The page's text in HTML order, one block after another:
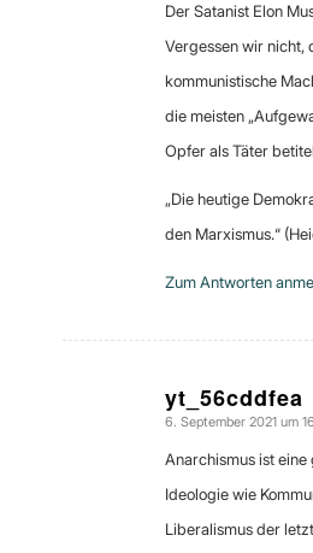
Der Satanist Elon
Vergessen wir nicht,
kommunistische
die meisten
Opfer als Täter
„Die heutige
den Marxismus.“
Zum Antworten
yt_56cddfea
sagte:
6. September 2021 um
Anarchismus ist
Ideologie wie
Liberalismus der